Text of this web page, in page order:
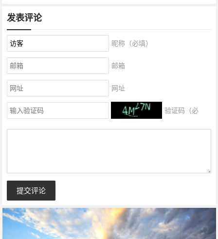
发表评论
昵称（必填）
邮箱
网址
验证码（必
填）
提交评论